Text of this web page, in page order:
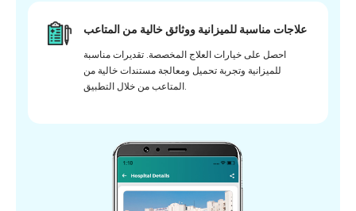
علاجات مناسبة للميزانية ووثائق خالية من المتاعب
احصل على خيارات العلاج المخصصة. تقديرات مناسبة
للميزانية وتجربة تحميل ومعالجة مستندات خالية من
المتاعب من خلال التطبيق.